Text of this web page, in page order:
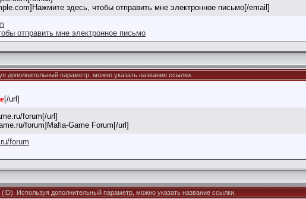
здесь, чтобы отправить мне электронное письмо[/email]
отправить мне электронное письмо
дополнительный параметр, можно указать название ссылки.
[/url]
forum[/url]
forum]Mafia-Game Forum[/url]
forum
Используя дополнительный параметр, можно указать название ссылки.